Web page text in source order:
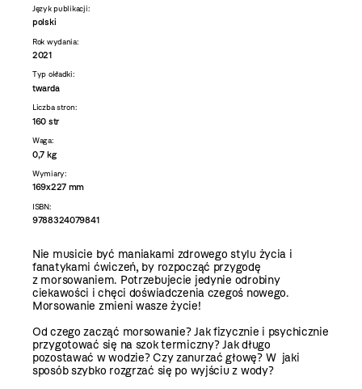
Język publikacji:
polski
Rok wydania:
2021
Typ okładki:
twarda
Liczba stron:
160 str
Waga:
0,7 kg
Wymiary:
169x227 mm
ISBN:
9788324079841
Nie musicie być maniakami zdrowego stylu życia i
fanatykami ćwiczeń, by rozpocząć przygodę
z morsowaniem. Potrzebujecie jedynie odrobiny
ciekawości i chęci doświadczenia czegoś nowego.
Morsowanie zmieni wasze życie!
Od czego zacząć morsowanie? Jak fizycznie i psychicznie
przygotować się na szok termiczny? Jak długo
pozostawać w wodzie? Czy zanurzać głowę? W jaki
sposób szybko rozgrzać się po wyjściu z wody?